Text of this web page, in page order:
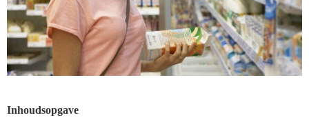
Inhoudsopgave